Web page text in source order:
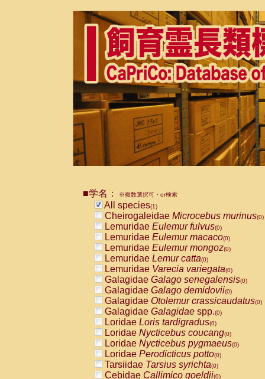
■学名： ※複数選択可・or検索
All species(1)
Cheirogaleidae Microcebus murinus(0)
Lemuridae Eulemur fulvus(0)
Lemuridae Eulemur macaco(0)
Lemuridae Eulemur mongoz(0)
Lemuridae Lemur catta(0)
Lemuridae Varecia variegata(0)
Galagidae Galago senegalensis(0)
Galagidae Galago demidovii(0)
Galagidae Otolemur crassicaudatus(0)
Galagidae Galagidae spp.(0)
Loridae Loris tardigradus(0)
Loridae Nycticebus coucang(0)
Loridae Nycticebus pygmaeus(0)
Loridae Perodicticus potto(0)
Tarsiidae Tarsius syrichta(0)
Cebidae Callimico goeldii(0)